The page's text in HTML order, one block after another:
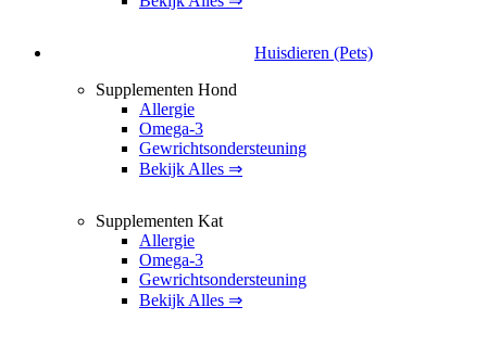
Huisdieren (Pets)
Supplementen Hond
Allergie
Omega-3
Gewrichtsondersteuning
Bekijk Alles ⇒
Supplementen Kat
Allergie
Omega-3
Gewrichtsondersteuning
Bekijk Alles ⇒